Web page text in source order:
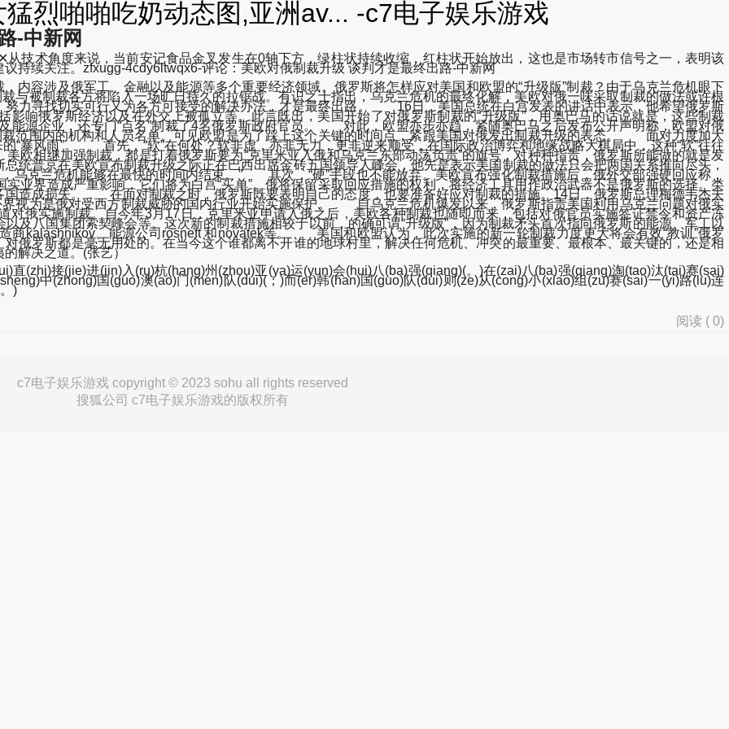
烈啪啪吃奶动态图,亚洲av... -c7电子娱乐游戏
-中新网
技术角度来说，当前安记食品金叉发生在0轴下方，绿柱状持续收缩，红柱状开始放出，这也是市场转市信号之一，表明该
持续关注。zfxugg-4cdy6ltwqx6-评论：美欧对俄制裁升级 谈判才是最终出路-中新网
内容涉及俄军工、金融以及能源等多个重要经济领域。俄罗斯将怎样应对美国和欧盟的“升级版”制裁？由于乌克兰危机眼下
与被制裁各方将陷入一场旷日持久的拉锯战。有识之士指出，乌克兰危机的最终化解，美欧对俄一味采取制裁的做法或许根
努力寻找切实可行又为各方可接受的解决办法，才是最终出路。 16日，美国总统在白宫发表的讲话中表示，他希望俄罗斯
响俄罗斯经济以及在外交上被孤立等。此言既出，美国开始了对俄罗斯制裁的“升级版”，用奥巴马的话说就是，这些制裁
及能源企业，还专门“点名”制裁了4名俄罗斯政府官员。 对此，欧盟亦步亦趋，紧随奥巴马之后发布公开声明称，欧盟对俄
裁范围内的机构和人员名单。可见欧盟是为了踩上这个关键的时间点，紧跟美国对俄发出制裁升级的表态。 面对力度加大
“暴风雨”。 首先，“软”在何处？软非虚，亦非无力，更非逆来顺受，在国际政治博弈和地缘战略大棋局中，这种“软”往往
欧相继加强制裁，都是打着俄罗斯要为“克里米亚入俄和乌克兰东部动荡负责”的旗号，对种种指责，俄罗斯所能做的就是发
普京在美欧宣布制裁升级之际正在巴西出席金砖五国领导人峰会，他先是表示美国制裁的做法只会把两国关系推向尽头，
乌克兰危机能够在最快的时间内结束。” 其次，“硬”手段也不能放弃。美欧宣布强化制裁措施后，俄外交部强硬回应称，
业界造成严重影响，它们将为白宫“买单”。俄将保留采取回应措施的权利，将经济工具用作政治武器不是俄罗斯的选择。类
国造成损失。 在面对制裁之时，俄罗斯既要表明自己的态度，也要准备好应对制裁的措施。14日，俄罗斯总理梅德韦杰夫
界视为是俄对受西方制裁威胁的国内行业开始实施保护。 自乌克兰危机爆发以来，俄罗斯指责美国利用乌克兰问题对俄实
对俄实施制裁。自今年3月17日，克里米亚申请入俄之后，美欧各种制裁也随即而来，包括对俄官员实施签证禁令和资产冻
及八国集团索契峰会等。这次新的制裁措施相较于以前，的确可谓“升级版”，因为制裁矛头首次指向俄罗斯的能源、军工以
商kalashnikov、能源公司rosneft 和novatek等。 美国和欧盟认为，此次实施的新一轮制裁力度更大将会有效“教训”俄罗
俄罗斯都是毫无用处的。在当今这个谁都离不开谁的地球村里，解决任何危机、冲突的最重要、最根本、最关键的，还是相
解决之道。(张艺）
直(zhi)接(jie)进(jin)入(ru)杭(hang)州(zhou)亚(ya)运(yun)会(hui)八(ba)强(qiang)(。)在(zai)八(ba)强(qiang)淘(tao)汰(tai)赛(sai)
中(zhong)国(guo)澳(ao)门(men)队(dui)(；)而(er)韩(han)国(guo)队(dui)则(ze)从(cong)小(xiao)组(zu)赛(sai)一(yi)路(lu)连
)
阅读 (0)
c7电子娱乐游戏 copyright © 2023 sohu all rights reserved
搜狐公司 c7电子娱乐游戏的版权所有